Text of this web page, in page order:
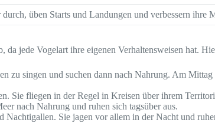
üben Starts und Landungen und verbessern ihre
jede Vogelart ihre eigenen Verhaltensweisen hat.
zu singen und suchen dann nach Nahrung. Am Mittag
Sie fliegen in der Regel in Kreisen über ihrem
nach Nahrung und ruhen sich tagsüber aus.
Sie jagen vor allem in der Nacht und